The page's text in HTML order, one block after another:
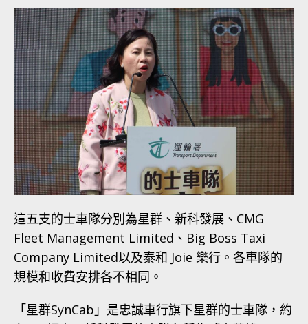
這五支的士車隊分別為星群、新科發展、CMG
Fleet Management Limited、Big Boss Taxi
Company Limited以及泰和 Joie 樂行。各車隊的
規模和收費安排各不相同。
「星群SynCab」是忠誠車行旗下星群的士車隊，約